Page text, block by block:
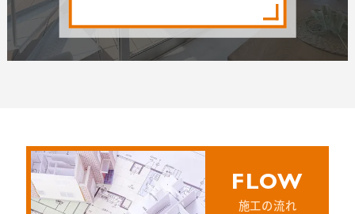
FLOW
施工の流れ